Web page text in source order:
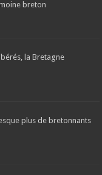
breton
la Bretagne
plus de bretonnants